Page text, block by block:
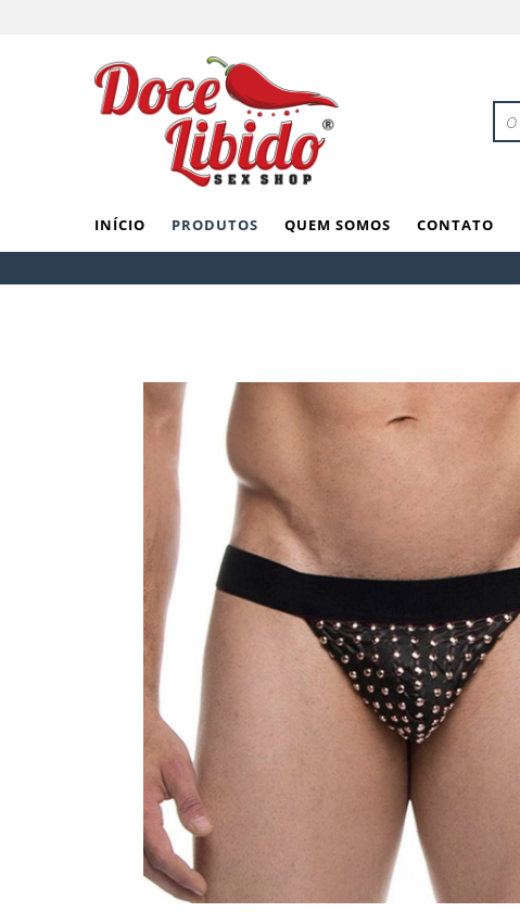
INÍCIO PRODUTOS QUEM SOMOS CONTATO